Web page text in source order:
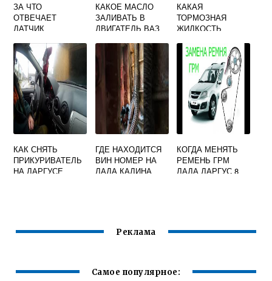
ЗА ЧТО
ОТВЕЧАЕТ
ДАТЧИК
ПРИОРА
КАКОЕ МАСЛО
ЗАЛИВАТЬ В
ДВИГАТЕЛЬ ВАЗ
КЛАПАННАЯ
ЧТОБЫ НЕ
СТУЧАЛИ
ГИДРОКОМПЕНСА
ТОРЫ
КАКАЯ
ТОРМОЗНАЯ
ЖИДКОСТЬ
ВЕСТА С ЗАВОДА
КАК СНЯТЬ
ПРИКУРИВАТЕЛЬ
НА ЛАРГУСЕ
ГДЕ НАХОДИТСЯ
ВИН НОМЕР НА
ЛАДА КАЛИНА
КОГДА МЕНЯТЬ
РЕМЕНЬ ГРМ
ЛАДА ЛАРГУС 8
Реклама
Самое популярное: